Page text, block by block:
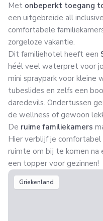
Met onbeperkt toegang
een uitgebreide all
comfortabele
zorgeloze vakantie.
Dit familiehotel heeft een
héél veel waterpret voor
mini spraypark voor kleine
tubeslides en zelfs een
daredevils. Ondertussen
de wellness of gewoon
De ruime familiekamers
Hier verblijf je
ruimte om bij te komen na
een topper voor gezinnen!
Griekenland